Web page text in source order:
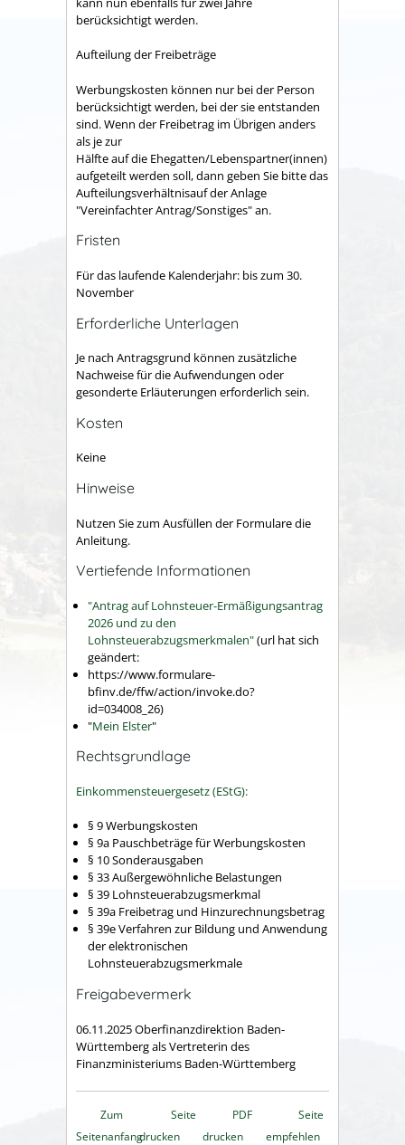
berücksichtigt werden.
Aufteilung der Freibeträge
Werbungskosten können nur bei der Person
berücksichtigt werden, bei der sie entstanden
sind. Wenn der Freibetrag im Übrigen anders
als je zur
Hälfte auf die Ehegatten/Lebenspartner(innen)
aufgeteilt werden soll, dann geben Sie bitte das
Aufteilungsverhältnisauf der Anlage
"Vereinfachter Antrag/Sonstiges" an.
Fristen
Für das laufende Kalenderjahr: bis zum 30.
November
Erforderliche Unterlagen
Je nach Antragsgrund können zusätzliche
Nachweise für die Aufwendungen oder
gesonderte Erläuterungen erforderlich sein.
Kosten
Keine
Hinweise
Nutzen Sie zum Ausfüllen der Formulare die
Anleitung.
Vertiefende Informationen
"Antrag auf Lohnsteuer-Ermäßigungsantrag
2026 und zu den
Lohnsteuerabzugsmerkmalen"(url hat sich
geändert:
https://www.formulare-
bfinv.de/ffw/action/invoke.do?
id=034008_26)
"Mein Elster"
Rechtsgrundlage
Einkommensteuergesetz (EStG):
§ 9 Werbungskosten
§ 9a Pauschbeträge für Werbungskosten
§ 10 Sonderausgaben
§ 33 Außergewöhnliche Belastungen
§ 39 Lohnsteuerabzugsmerkmal
§ 39a Freibetrag und Hinzurechnungsbetrag
§ 39e Verfahren zur Bildung und Anwendung
der elektronischen
Lohnsteuerabzugsmerkmale
Freigabevermerk
06.11.2025 Oberfinanzdirektion Baden-
Württemberg als Vertreterin des
Finanzministeriums Baden-Württemberg
Zum
Seitenanfang
Seite
drucken
PDF
drucken
Seite
empfehlen